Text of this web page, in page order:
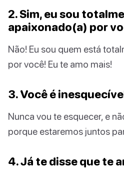
2. Sim, eu sou
apaixonado(a) por
Não! Eu sou quem está
por você! Eu te amo mais!
3. Você é
Nunca vou te esquecer, e
porque estaremos juntos
4. Já te disse que te